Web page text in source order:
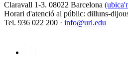
Claravall 1-3. 08022 Barcelona
Horari d'atenció al públic: dilluns-
Tel. 936 022 200 · info@url.edu